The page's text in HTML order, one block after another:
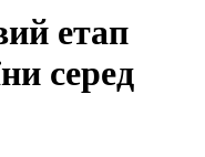
етап
серед